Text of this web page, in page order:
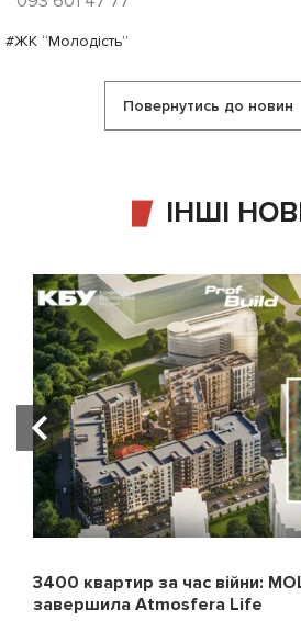
#ЖК “Молодість”
Повернутись до новин
ІНШІ
3400 квартир за час війни:
завершила Atmosfera Life